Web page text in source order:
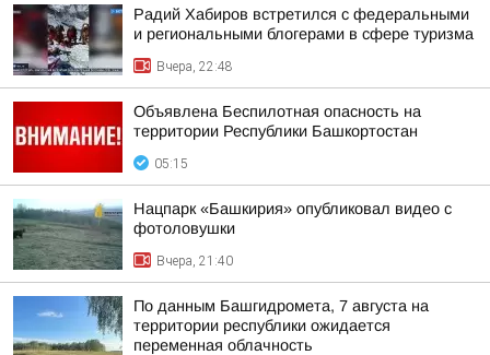
Радий Хабиров встретился с федеральными
и региональными блогерами в сфере туризма
Вчера, 22:48
Объявлена Беспилотная опасность на
территории Республики Башкортостан
05:15
Нацпарк «Башкирия» опубликовал видео с
фотоловушки
Вчера, 21:40
По данным Башгидромета, 7 августа на
территории республики ожидается
переменная облачность